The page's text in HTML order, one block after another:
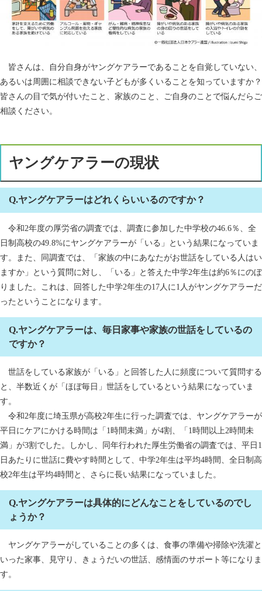
皆さんは、自分自身がヤングケアラーであることを自覚していない、
あるいは周囲に相談できない子どもが多くいることを知っていますか？
皆さんの目で気が付いたこと、家族のこと、ご自身のことで悩んだらご
相談ください。
ヤングケアラーの現状
Q.ヤングケアラーはどれくらいいるのですか？​
令和2年度の厚労省の調査では、調査に参加した中学校の46.6％、全
日制高校の49.8%にヤングケアラーが「いる」という結果になっていま
す。また、同調査では、「家族の中にあなたがお世話をしている人はい
ますか」という質問に対し、「いる」と答えた中学2年生は約6％にのぼ
りました。これは、回答した中学2年生の17人に1人がヤングケアラーだ
ったということになります。
Q.ヤングケアラーは、毎日家事や家族の世話をしているの
ですか？
世話をしている家族が「いる」と回答した人に頻度について質問する
と、半数近くが「ほぼ毎日」世話をしているという結果になっていま
す。
令和2年度に埼玉県が高校2年生に行った調査では、ヤングケアラーが
平日にケアにかける時間は「1時間未満」が4割、「1時間以上2時間未
満」が3割でした。しかし、同年行われた厚生労働省の調査では、平日1
日あたりに世話に費やす時間として、中学2年生は平均4時間、全日制高
校2年生は平均4時間と、さらに長い結果になっていました。
Q.ヤングケアラーは具体的にどんなことをしているのでし
ょうか？
ヤングケアラーがしていることの多くは、食事の準備や掃除や洗濯と
いった家事、見守り、きょうだいの世話、感情面のサポート等になりま
す。